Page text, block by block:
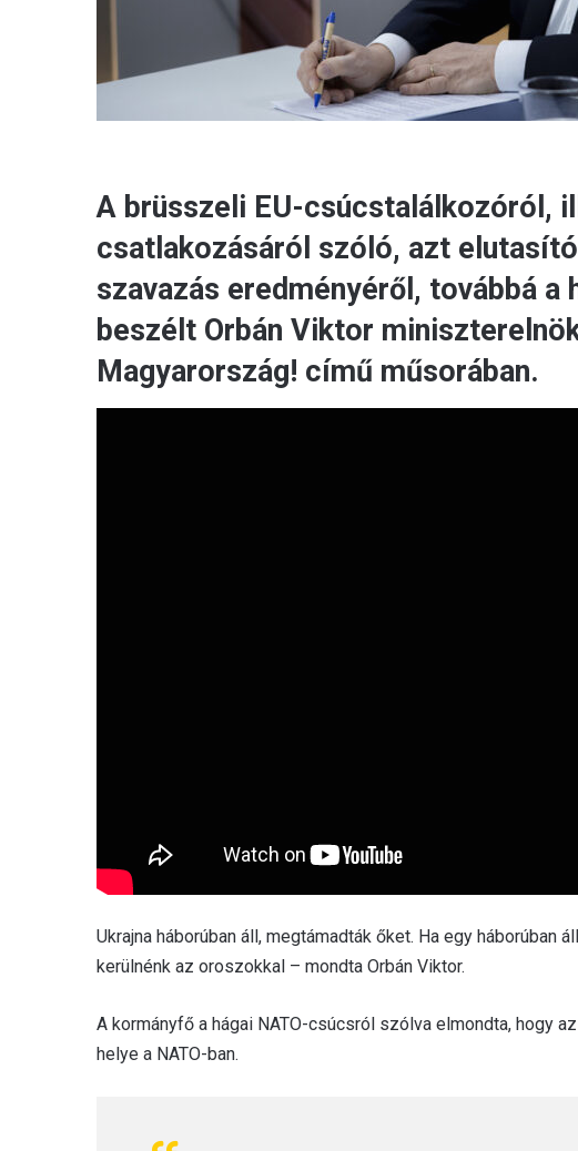
A brüsszeli EU-csúcstalálkozóról,
csatlakozásáról szóló, azt
szavazás eredményéről, továbbá a
beszélt Orbán Viktor
Magyarország! című műsorában.
Ukrajna háborúban áll, megtámadták őket. Ha egy háborúban
kerülnénk az oroszokkal – mondta Orbán Viktor.
A kormányfő a hágai NATO-csúcsról szólva elmondta, hogy
helye a NATO-ban.